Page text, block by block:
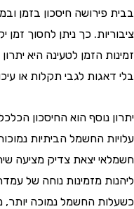
חיסכון בזמן
כך ניתן לחסוך זמן יקר
הזמן לטעינה היא יתרון
לגבי תקלות או
נוסף הוא החיסכון הכלכלי
החשמל הביתיות נמוכות
יצאת צדיק מציעה
מזמינות נוחה של עמדת
החשמל נמוכה יותר,